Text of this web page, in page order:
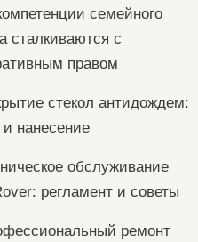
семейного
сталкиваются с
правом
стекол антидождем:
нанесение
обслуживание
регламент и советы
ремонт